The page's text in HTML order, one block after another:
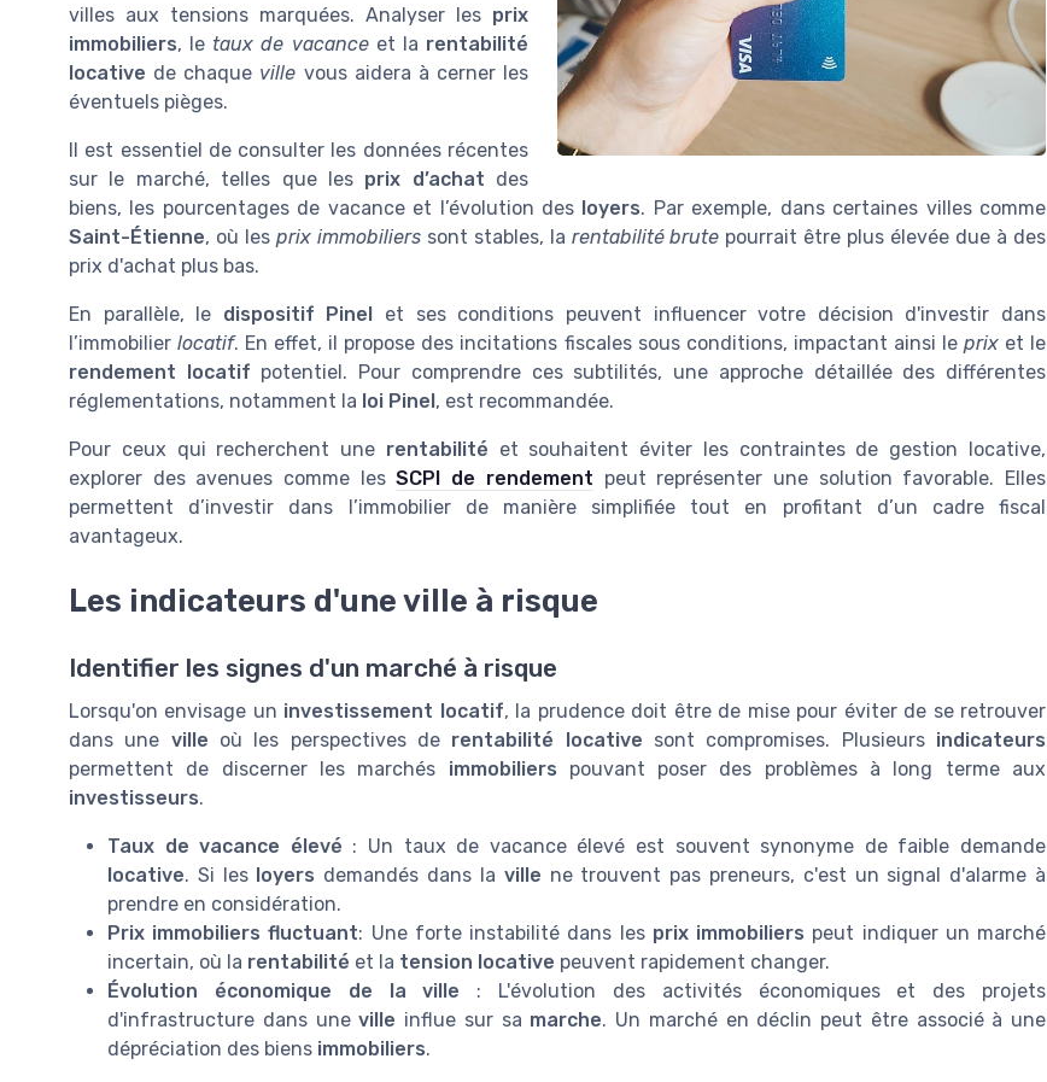
villes aux tensions marquées. Analyser les prix
immobiliers, le taux de vacanceet la rentabilité
locative de chaque ville vous aidera à cerner les
éventuels pièges.
Il est essentiel de consulter les données récentes
sur le marché, telles que les prix d’achat des
biens, les pourcentages de vacance et l’évolution des loyers. Par exemple, dans certaines villes comme
Saint-Étienne, où les prix immobilierssont stables, la rentabilité brute pourrait être plus élevée due à des
prix d'achat plus bas.
En parallèle, le dispositif Pinel et ses conditions peuvent influencer votre décision d'investir dans
l’immobilierlocatif. En effet, il propose des incitations fiscales sous conditions, impactant ainsi le prixet le
rendement locatif potentiel. Pour comprendre ces subtilités, une approche détaillée des différentes
réglementations, notamment la loi Pinel, est recommandée.
Pour ceux qui recherchent une rentabilité et souhaitent éviter les contraintes de gestion locative,
explorer des avenues comme lesSCPI de rendement peut représenter une solution favorable. Elles
permettent d’investir dans l’immobilier de manière simplifiée tout en profitant d’un cadre fiscal
avantageux.
Les indicateurs d'une ville à risque
Identifier les signes d'un marché à risque
Lorsqu'on envisage un investissement locatif, la prudence doit être de mise pour éviter de se retrouver
dans une ville où les perspectives de rentabilité locative sont compromises. Plusieurs indicateurs
permettent de discerner les marchés immobiliers pouvant poser des problèmes à long terme aux
investisseurs.
Taux de vacance élevé : Un taux de vacance élevé est souvent synonyme de faible demande
locative. Si les loyers demandés dans la ville ne trouvent pas preneurs, c'est un signal d'alarme à
prendre en considération.
Prix immobiliers fluctuant: Une forte instabilité dans les prix immobiliers peut indiquer un marché
incertain, où la rentabilité et la tension locative peuvent rapidement changer.
Évolution économique de la ville : L'évolution des activités économiques et des projets
d'infrastructure dans uneville influe sur sa marche. Un marché en déclin peut être associé à une
dépréciation des biens immobiliers.